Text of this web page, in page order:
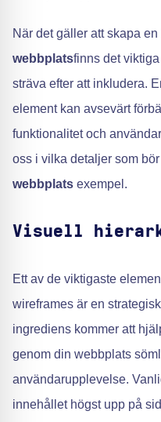
När det gäller att skapa
webbplatsfinns det
sträva efter att inkludera.
element kan avsevärt
funktionalitet och
oss i vilka detaljer som
webbplats exempel.
Visuell
Ett av de viktigaste
wireframes är en
ingrediens kommer att
genom din webbplats
användarupplevelse.
innehållet högst upp på